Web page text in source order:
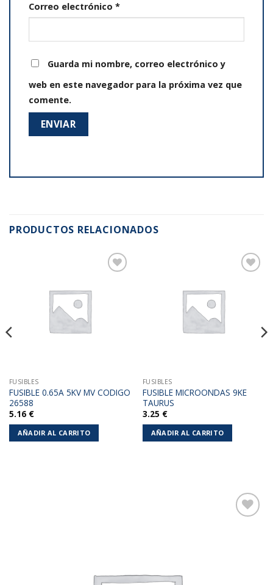
Correo electrónico *
Guarda mi nombre, correo electrónico y
web en este navegador para la próxima vez que
comente.
PRODUCTOS RELACIONADOS
FUSIBLES
FUSIBLE 0.65A 5KV MV CODIGO
26588
5.16 €
AÑADIR AL CARRITO
FUSIBLES
FUSIBLE MICROONDAS 9KE
TAURUS
3.25 €
AÑADIR AL CARRITO